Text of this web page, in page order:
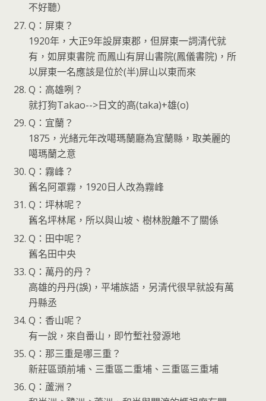
不好聽）
Q：屏東？
1920年，大正9年設屏東郡，但屏東一詞清代就
有，如屏東書院 而鳳山有屏山書院(鳳儀書院)，所
以屏東一名應該是位於(半)屏山以東而來
Q：高雄咧？
就打狗Takao-->日文的高(taka)+雄(o)
Q：宜蘭？
1875，光緒元年改噶瑪蘭廳為宜蘭縣，取美麗的
噶瑪蘭之意
Q：霧峰？
舊名阿罩霧，1920日人改為霧峰
Q：坪林呢？
舊名坪林尾，所以與山坡、樹林脫離不了關係
Q：田中呢？
舊名田中央
Q：萬丹的丹？
高雄的丹丹(誤)，平埔族語，另清代很早就設有萬
丹縣丞
Q：香山呢？
有一說，來自番山，即竹塹社發源地
Q：那三重是哪三重？
新莊區頭前埔、三重區二重埔、三重區三重埔
Q：蘆洲？